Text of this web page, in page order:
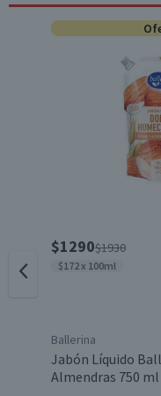
Polyquaternium-10,
Seed Oil,
$1290$1930
$172 x 100ml
Ballerina
Jabón Líquido
Almendras 750 ml